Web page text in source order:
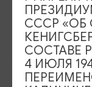
меняться в
выходных дней).
АДРЕС
Калининградское
СССР «ОБ
СОСТАВЕ
4 ИЮЛЯ